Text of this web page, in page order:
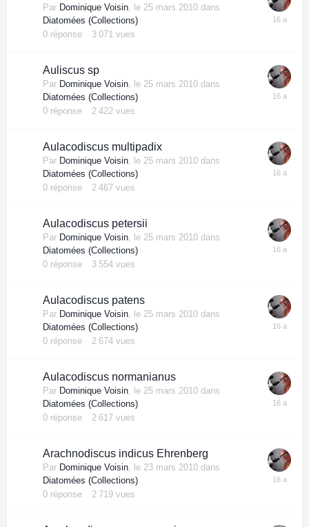
Par Dominique Voisin, le 25 mars 2010 dans
Diatomées (Collections)
0 réponse 3 071 vues
Auliscus sp
Par Dominique Voisin, le 25 mars 2010 dans
Diatomées (Collections)
0 réponse 2 422 vues
Aulacodiscus multipadix
Par Dominique Voisin, le 25 mars 2010 dans
Diatomées (Collections)
0 réponse 2 467 vues
Aulacodiscus petersii
Par Dominique Voisin, le 25 mars 2010 dans
Diatomées (Collections)
0 réponse 3 554 vues
Aulacodiscus patens
Par Dominique Voisin, le 25 mars 2010 dans
Diatomées (Collections)
0 réponse 2 674 vues
Aulacodiscus normanianus
Par Dominique Voisin, le 25 mars 2010 dans
Diatomées (Collections)
0 réponse 2 617 vues
Arachnodiscus indicus Ehrenberg
Par Dominique Voisin, le 23 mars 2010 dans
Diatomées (Collections)
0 réponse 2 719 vues